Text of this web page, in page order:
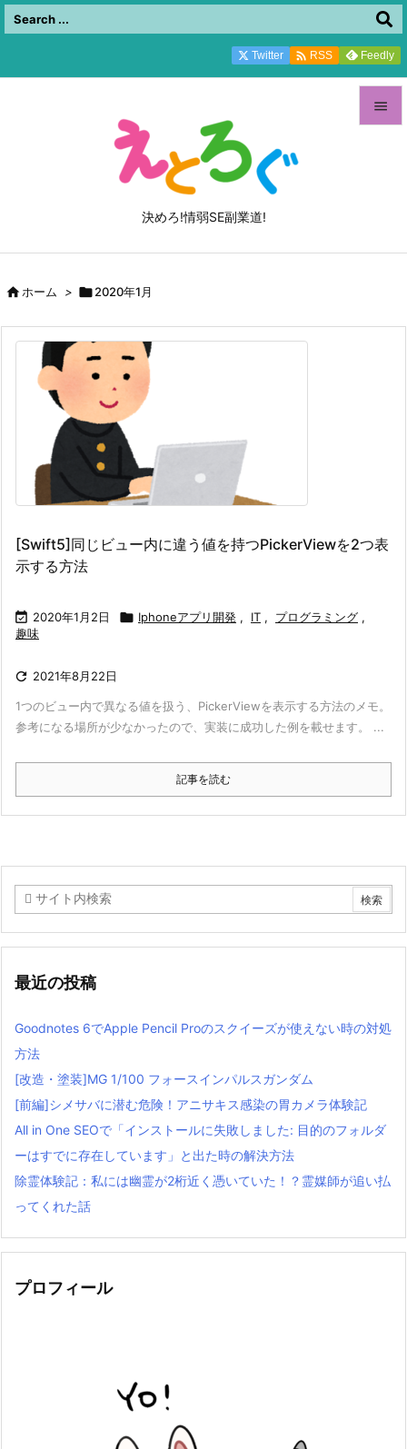
決めろ!情弱SE副業道!

前へ

Twitter  RSS Feedly
ホーム > 2020年1月
[Swift5]同じビュー内に違う値を持つPickerViewを2つ表
示する方法
 2020年1月2日  Iphoneアプリ開発 , IT , プログラミング ,
趣味
 2021年8月22日
1つのビュー内で異なる値を扱う、PickerViewを表示する方法のメモ。
参考になる場所が少なかったので、実装に成功した例を載せます。 ...
記事を読む
最近の投稿
Goodnotes 6でApple Pencil Proのスクイーズが使えない時の対処
方法
[改造・塗装]MG 1/100 フォースインパルスガンダム
[前編]シメサバに潜む危険！アニサキス感染の胃カメラ体験記
All in One SEOで「インストールに失敗しました: 目的のフォルダ
ーはすでに存在しています」と出た時の解決方法
除霊体験記：私には幽霊が2桁近く憑いていた！？霊媒師が追い払
ってくれた話
プロフィール